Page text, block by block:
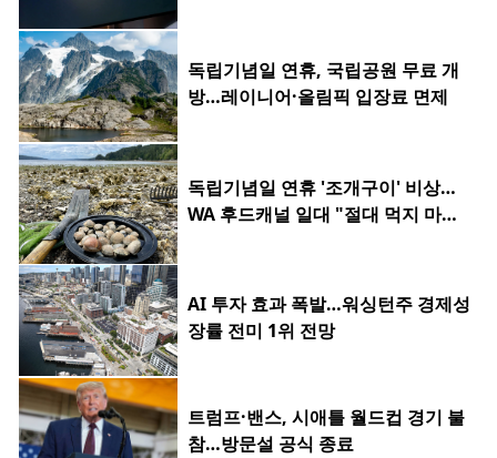
독립기념일 연휴, 국립공원 무료 개
방…레이니어·올림픽 입장료 면제
독립기념일 연휴 '조개구이' 비상…
WA 후드캐널 일대 "절대 먹지 마세
AI 투자 효과 폭발…워싱턴주 경제성
장률 전미 1위 전망
트럼프·밴스, 시애틀 월드컵 경기 불
참…방문설 공식 종료